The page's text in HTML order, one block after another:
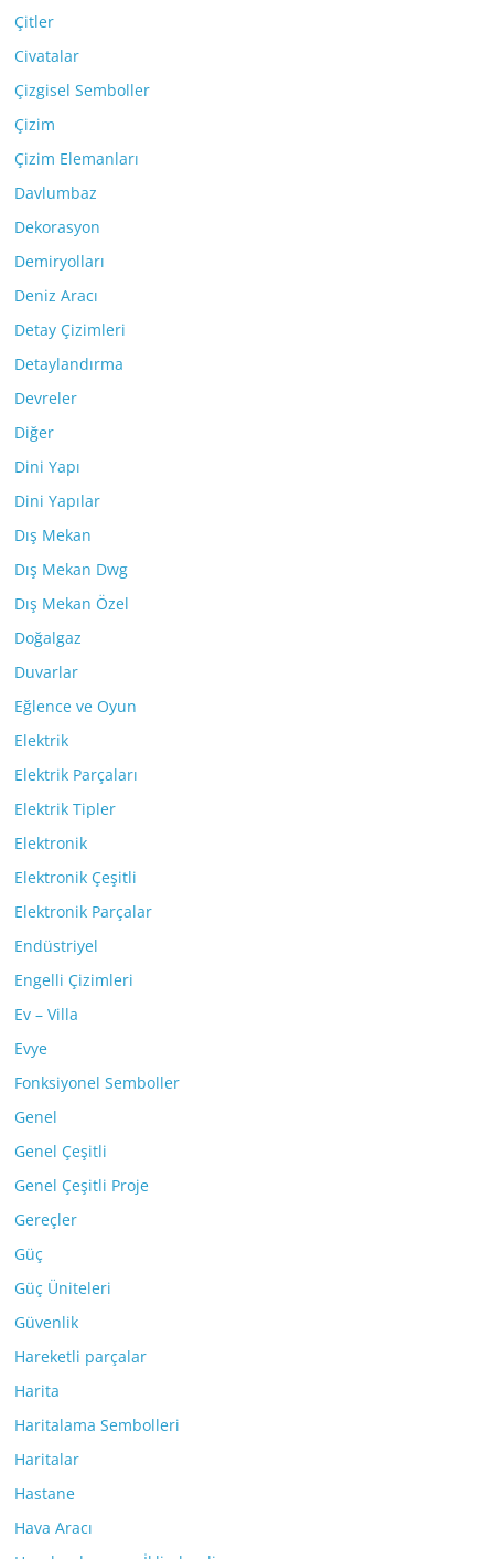
Çitler
Civatalar
Çizgisel Semboller
Çizim
Çizim Elemanları
Davlumbaz
Dekorasyon
Demiryolları
Deniz Aracı
Detay Çizimleri
Detaylandırma
Devreler
Diğer
Dini Yapı
Dini Yapılar
Dış Mekan
Dış Mekan Dwg
Dış Mekan Özel
Doğalgaz
Duvarlar
Eğlence ve Oyun
Elektrik
Elektrik Parçaları
Elektrik Tipler
Elektronik
Elektronik Çeşitli
Elektronik Parçalar
Endüstriyel
Engelli Çizimleri
Ev – Villa
Evye
Fonksiyonel Semboller
Genel
Genel Çeşitli
Genel Çeşitli Proje
Gereçler
Güç
Güç Üniteleri
Güvenlik
Hareketli parçalar
Harita
Haritalama Sembolleri
Haritalar
Hastane
Hava Aracı